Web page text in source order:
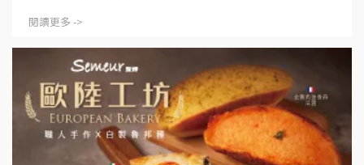
閱讀更多 ->